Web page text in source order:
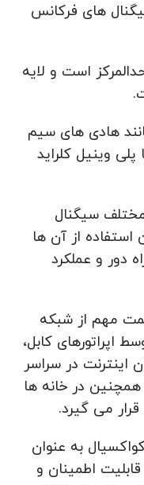
های فرکانس
۲ هادی متحدالمرکز است و لایه
هادی های سیم
وینیل کلراید
سیگنال
از آن ها
دور و عملکرد
مهم از شبکه
اپراتورهای کابل،
اینترنت در سراسر
همچنین در خانه ها
می گیرد.
به عنوان
اطمینان و